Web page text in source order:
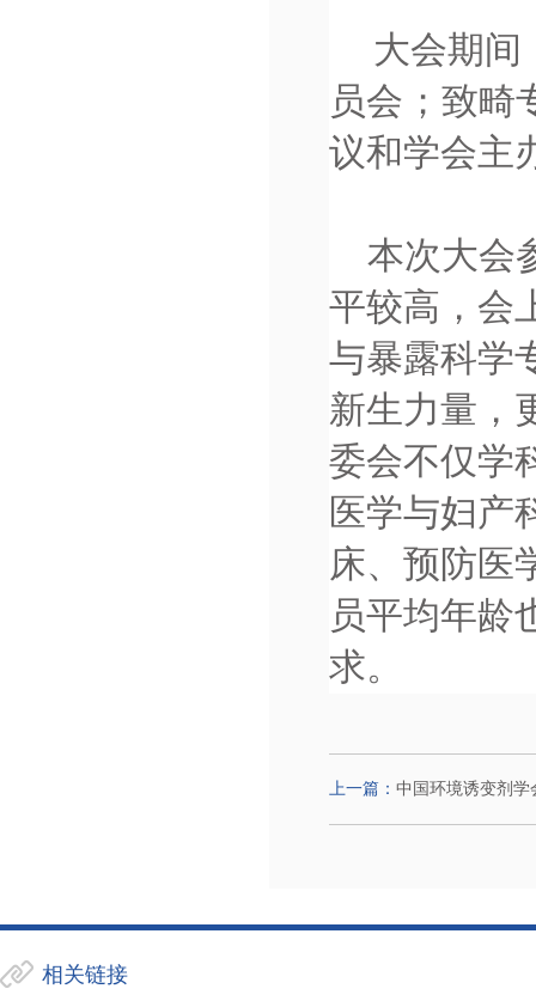
大会期间
员会；致畸
议和学会主
本次大会
平较高，会
与暴露科学
新生力量，
委会不仅学
医学与妇产
床、预防医
员平均年龄
求。
上一篇： 中国环境诱变剂学
相关链接